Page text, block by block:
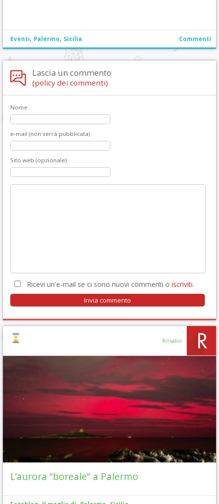
Eventi, Palermo, Sicilia Commenti
Lascia un commento
(policy dei commenti)
Nome
e-mail (non verrà pubblicata)
Sito web (opzionale)
Ricevi un'e-mail se ci sono nuovi commenti o iscriviti.
Rosalio
L’aurora “boreale” a Palermo